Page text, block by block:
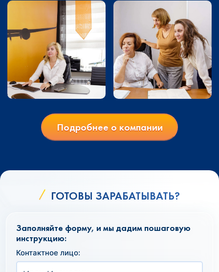
Подробнее о компании
ГОТОВЫ ЗАРАБАТЫВАТЬ?
Заполняйте форму, и мы дадим пошаговую
инструкцию:
Контактное лицо: